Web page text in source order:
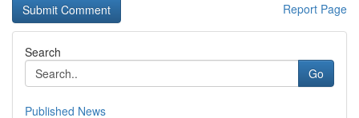
Report Page
Search
Go
Published News